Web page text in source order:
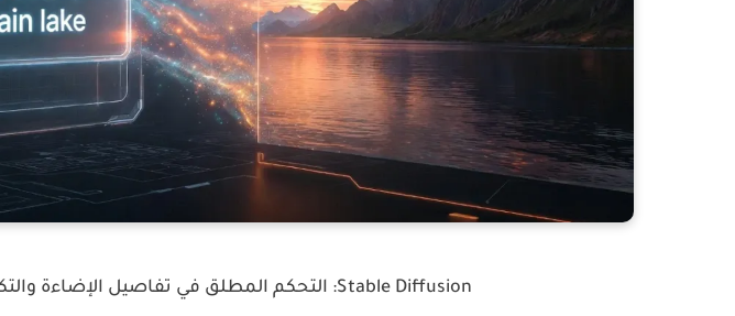
Stable Diffusion: التحكم المطلق في تفاصيل الإضاءة والتكوين الفني.